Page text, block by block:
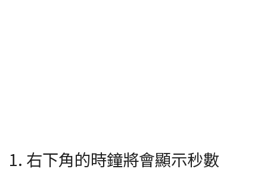
1. 右下角的時鐘將會顯示秒數